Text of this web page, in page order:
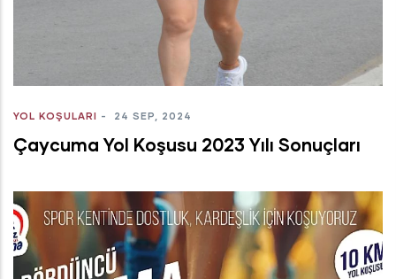
YOL KOŞULARI - 24 SEP, 2024
Çaycuma Yol Koşusu 2023 Yılı Sonuçları